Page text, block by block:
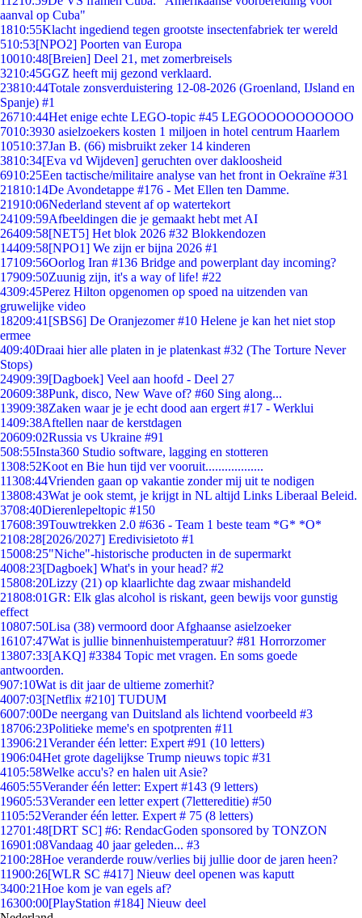
aanval op Cuba"
1810:55Klacht ingediend tegen grootste insectenfabriek ter wereld
510:53[NPO2] Poorten van Europa
10010:48[Breien] Deel 21, met zomerbreisels
3210:45GGZ heeft mij gezond verklaard.
23810:44Totale zonsverduistering 12-08-2026 (Groenland, IJsland en
Spanje) #1
26710:44Het enige echte LEGO-topic #45 LEGOOOOOOOOOOO
7010:3930 asielzoekers kosten 1 miljoen in hotel centrum Haarlem
10510:37Jan B. (66) misbruikt zeker 14 kinderen
3810:34[Eva vd Wijdeven] geruchten over dakloosheid
6910:25Een tactische/militaire analyse van het front in Oekraïne #31
21810:14De Avondetappe #176 - Met Ellen ten Damme.
21910:06Nederland stevent af op watertekort
24109:59Afbeeldingen die je gemaakt hebt met AI
26409:58[NET5] Het blok 2026 #32 Blokkendozen
14409:58[NPO1] We zijn er bijna 2026 #1
17109:56Oorlog Iran #136 Bridge and powerplant day incoming?
17909:50Zuunig zijn, it's a way of life! #22
4309:45Perez Hilton opgenomen op spoed na uitzenden van
gruwelijke video
18209:41 [SBS6] De Oranjezomer #10 Helene je kan het niet stop
ermee
409:40Draai hier alle platen in je platenkast #32 (The Torture Never
Stops)
24909:39[Dagboek] Veel aan hoofd - Deel 27
20609:38Punk, disco, New Wave of? #60 Sing along...
13909:38Zaken waar je je echt dood aan ergert #17 - Werklui
1409:38Aftellen naar de kerstdagen
20609:02Russia vs Ukraine #91
508:55Insta360 Studio software, lagging en stotteren
1308:52Koot en Bie hun tijd ver vooruit..................
11308:44Vrienden gaan op vakantie zonder mij uit te nodigen
13808:43Wat je ook stemt, je krijgt in NL altijd Links Liberaal Beleid.
3708:40Dierenlepeltopic #150
17608:39Touwtrekken 2.0 #636 - Team 1 beste team *G* *O*
2108:28[2026/2027] Eredivisietoto #1
15008:25"Niche"-historische producten in de supermarkt
4008:23[Dagboek] What's in your head? #2
15808:20Lizzy (21) op klaarlichte dag zwaar mishandeld
21808:01GR: Elk glas alcohol is riskant, geen bewijs voor gunstig
effect
10807:50Lisa (38) vermoord door Afghaanse asielzoeker
16107:47Wat is jullie binnenhuistemperatuur? #81 Horrorzomer
13807:33[AKQ] #3384 Topic met vragen. En soms goede
antwoorden.
907:10Wat is dit jaar de ultieme zomerhit?
4007:03[Netflix #210] TUDUM
6007:00De neergang van Duitsland als lichtend voorbeeld #3
18706:23Politieke meme's en spotprenten #11
13906:21Verander één letter: Expert #91 (10 letters)
1906:04Het grote dagelijkse Trump nieuws topic #31
4105:58Welke accu's? en halen uit Asie?
4605:55Verander één letter: Expert #143 (9 letters)
19605:53Verander een letter expert (7lettereditie) #50
1105:52Verander één letter. Expert # 75 (8 letters)
12701:48[DRT SC] #6: RendacGoden sponsored by TONZON
16901:08Vandaag 40 jaar geleden... #3
2100:28Hoe veranderde rouw/verlies bij jullie door de jaren heen?
11900:26[WLR SC #417] Nieuw deel openen was kaputt
3400:21Hoe kom je van egels af?
16300:00[PlayStation #184] Nieuw deel